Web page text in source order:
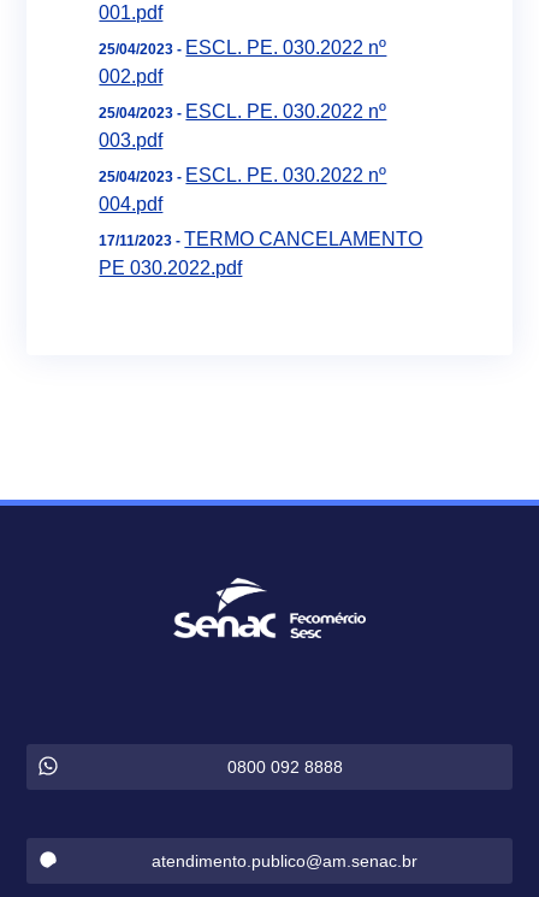
001.pdf
25/04/2023 - ESCL. PE. 030.2022 nº
002.pdf
25/04/2023 - ESCL. PE. 030.2022 nº
003.pdf
25/04/2023 - ESCL. PE. 030.2022 nº
004.pdf
17/11/2023 - TERMO CANCELAMENTO
PE 030.2022.pdf
0800 092 8888
atendimento.publico@am.senac.br